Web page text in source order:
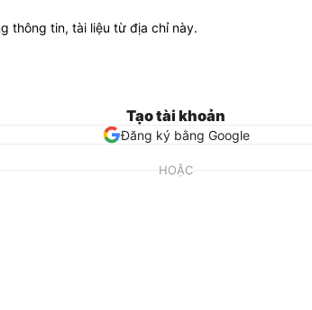
thông tin, tài liệu từ địa chỉ này.
Tạo tài khoản
Đăng ký bằng Google
HOẶC